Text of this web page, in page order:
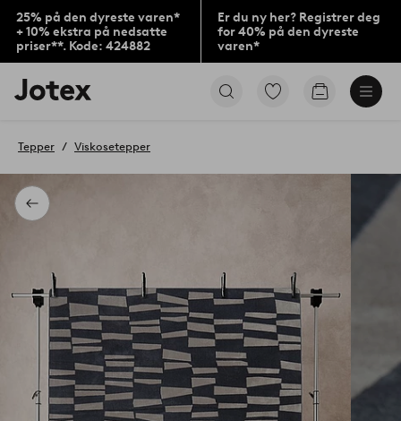
25% på den dyreste varen*
+ 10% ekstra på nedsatte
priser**. Kode: 424882
Er du ny her? Registrer deg
for 40% på den dyreste
varen*
Jotex’
logo
til
Gå
Gå
Tilbake
Tepper Viskosetepper